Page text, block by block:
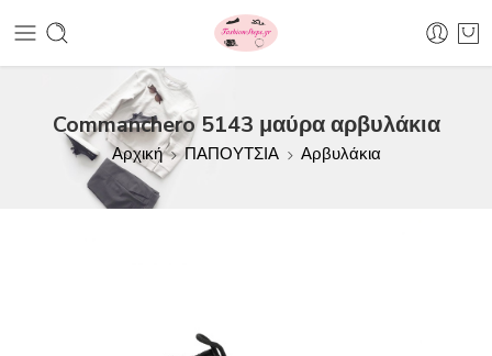
Commanchero 5143 μαύρα αρβυλάκια
Αρχική ΠΑΠΟΥΤΣΙΑ Αρβυλάκια